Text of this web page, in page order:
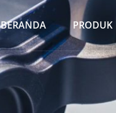
BERANDA PRODUK